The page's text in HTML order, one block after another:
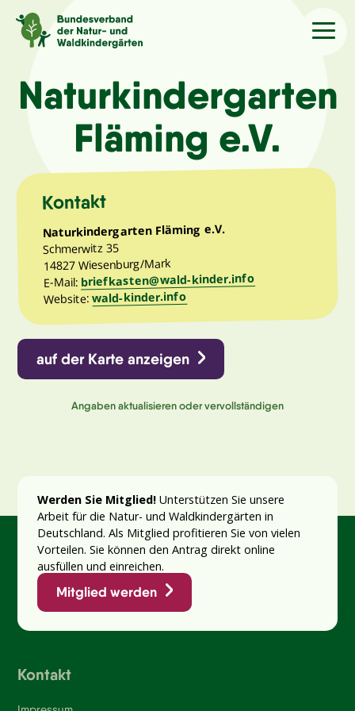
Sprache/Language
Aktuelles
Über uns
Kindergärten
Angebote
Kontakt
Naturkindergarten
Fläming e.V.
Kontakt
Naturkindergarten Fläming e.V.
Schmerwitz 35
14827 Wiesenburg/Mark
E-Mail: briefkasten@wald-kinder.info
Website:wald-kinder.info
auf der Karte anzeigen
Angaben aktualisieren oder vervollständigen
Werden Sie Mitglied!Unterstützen Sie unsere
Arbeit für die Natur- und Waldkindergärten in
Deutschland. Als Mitglied profitieren Sie von vielen
Vorteilen. Sie können den Antrag direkt online
ausfüllen und einreichen.
Mitglied werden
Kontakt